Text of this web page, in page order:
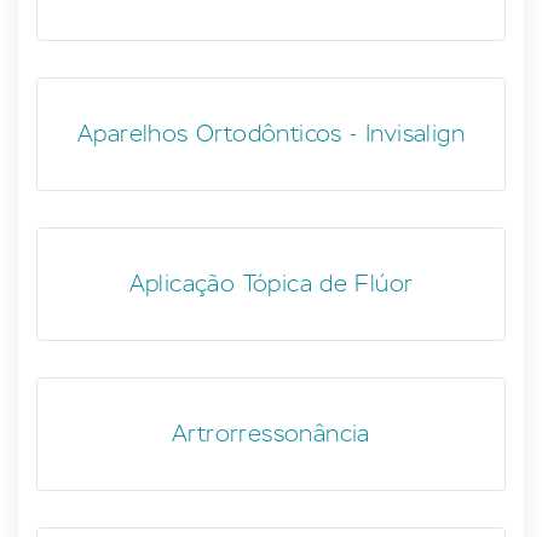
Aparelhos Ortodônticos - Invisalign
Aplicação Tópica de Flúor
Artrorressonância